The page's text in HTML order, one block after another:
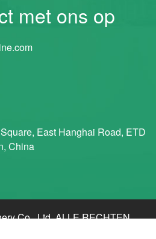
met ons op
East Hanghai Road, ETD
China
Co., Ltd. ALLE RECHTEN